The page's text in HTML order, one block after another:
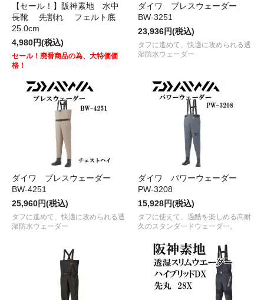
【セール！】阪神素地 水中
長靴 先割れ フェルト底
25.0cm
4,980円(税込)
セール！廃番商品の為、大特価価
格！
ダイワ ブレスウェーダー
BW-3251
23,936円(税込)
タフに進めて、快適に攻められる透
湿防水ウェーダー
ダイワ ブレスウェーダー
BW-4251
25,960円(税込)
タフに進めて、快適に攻められる透
湿防水ウェーダー
ダイワ パワーウェーダー
PW-3208
15,928円(税込)
タフに使えて、過酷を楽しめる高耐
久のスタンダードウェーダー。